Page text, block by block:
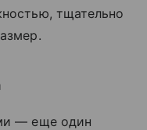
тщательно
— еще один